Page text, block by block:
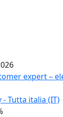
expert –
Tutta italia (IT)